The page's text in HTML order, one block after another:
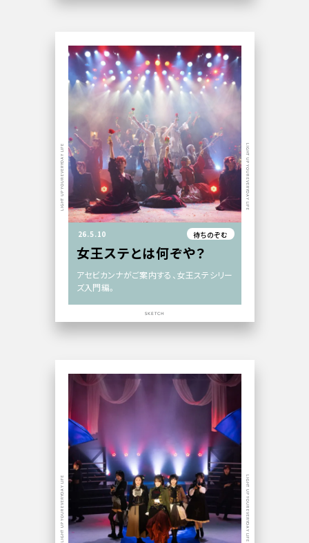
26.5.10 待ちのぞむ
女王ステとは何ぞや？
アセビカンナがご案内する、女王ステシリー
ズ入門編。
LIGHT UP YOUR EVERYDAY LIFE LIGHT UP YOUR EVERYDAY LIFE
SKETCH
LIGHT UP YOUR EVERYDAY LIFE LIGHT UP YOUR EVERYDAY LIFE